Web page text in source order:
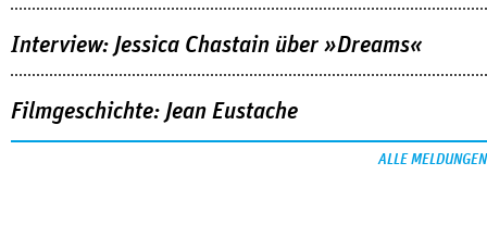
Interview: Jessica Chastain über »Dreams«
Filmgeschichte: Jean Eustache
ALLE MELDUNGEN